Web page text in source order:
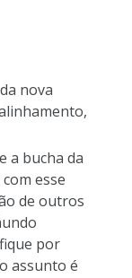
nova
a bucha da
esse
de outros
por
assunto é